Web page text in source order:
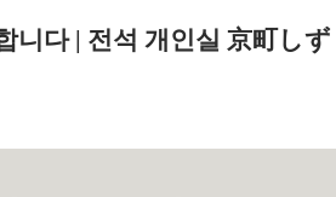
니다 | 전석 개인실 京町し